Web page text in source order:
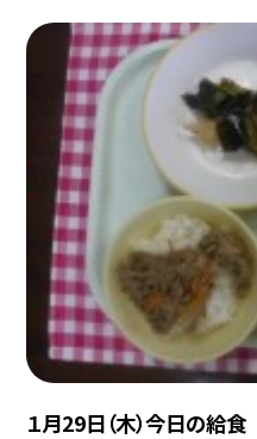
１月29日（木）今日の給食